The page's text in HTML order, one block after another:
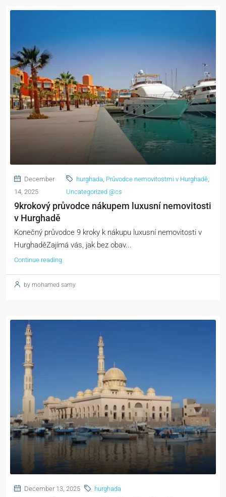
December
14, 2025
hurghada, Průvodce nemovitostmi v Hurghadě,
Uncategorized @cs
9krokový průvodce nákupem luxusní nemovitosti
v Hurghadě
Konečný průvodce 9 kroky k nákupu luxusní nemovitosti v
HurghaděZajímá vás, jak bez obav...
Continue reading
by mohamed samy
December 13, 2025 hurghada